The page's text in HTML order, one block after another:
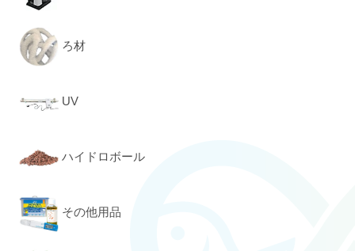
ろ材
UV
ハイドロボール
その他用品